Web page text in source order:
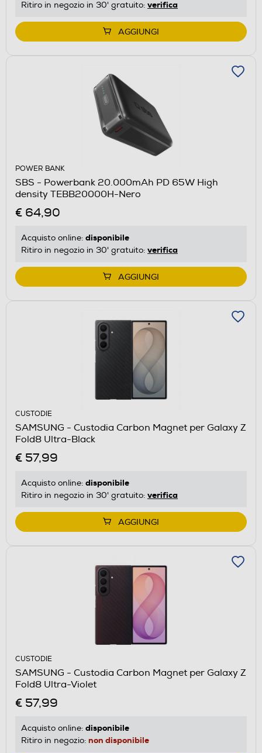
Ritiro in negozio in 30' gratuito: verifica
AGGIUNGI
POWER BANK
SBS - Powerbank 20.000mAh PD 65W High
density TEBB20000H-Nero
€ 64,90
Acquisto online: disponibile
Ritiro in negozio in 30' gratuito: verifica
AGGIUNGI
CUSTODIE
SAMSUNG - Custodia Carbon Magnet per Galaxy Z
Fold8 Ultra-Black
€ 57,99
Acquisto online: disponibile
Ritiro in negozio in 30' gratuito: verifica
AGGIUNGI
CUSTODIE
SAMSUNG - Custodia Carbon Magnet per Galaxy Z
Fold8 Ultra-Violet
€ 57,99
Acquisto online: disponibile
Ritiro in negozio: non disponibile